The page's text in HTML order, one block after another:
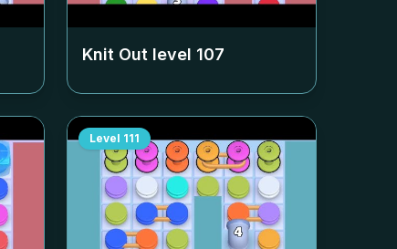
Knit Out level 107
Level 111